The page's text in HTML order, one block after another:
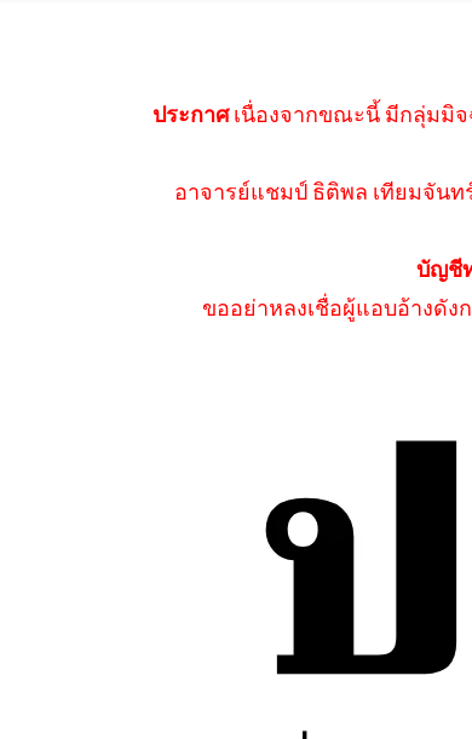
ประกาศเนื่องจากขณะนี้ มีกลุ่มมิจ
อาจารย์แชมป์ ธิติพล เทียมจันท
บัญชีท
ขออย่าหลงเชื่อผู้แอบอ้างดัง